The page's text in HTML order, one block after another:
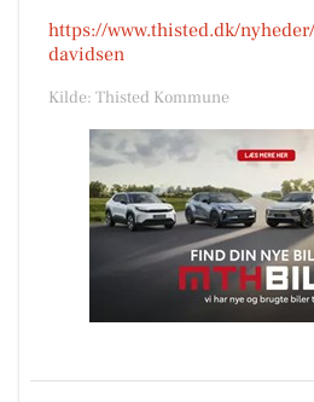
https://www.thisted.dk/
davidsen
Kilde: Thisted Kommune